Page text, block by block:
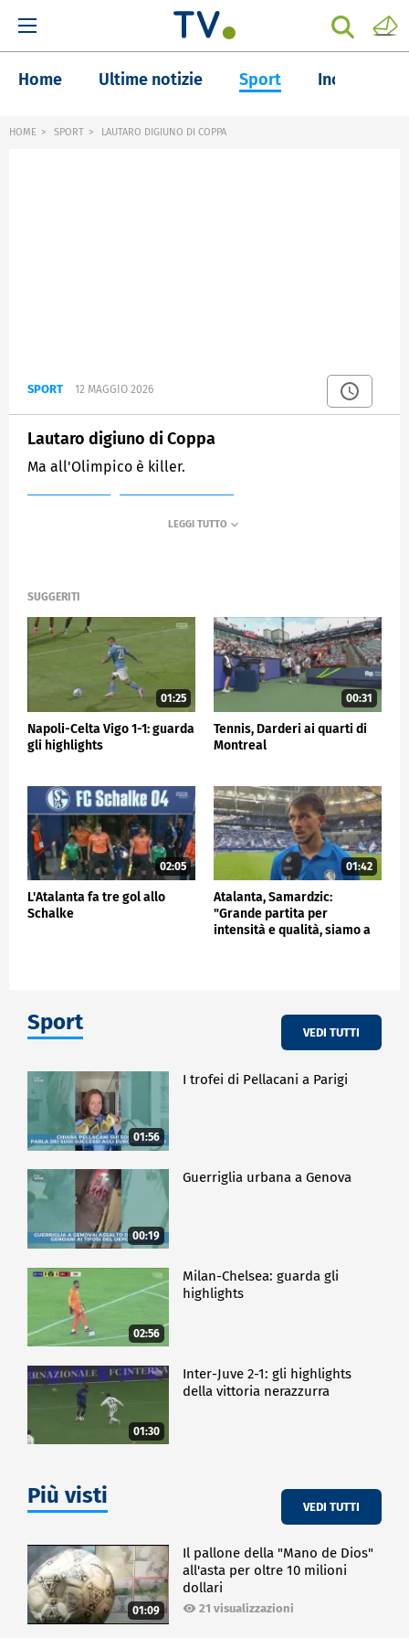
Home Ultime notizie Sport Inchieste
HOME SPORT LAUTARO DIGIUNO DI COPPA
SPORT 12 MAGGIO 2026
Lautaro digiuno di Coppa
Ma all'Olimpico è killer.
SUGGERITI
01:25
Napoli-Celta Vigo 1-1: guarda
gli highlights
00:31
Tennis, Darderi ai quarti di
Montreal
02:05
L'Atalanta fa tre gol allo
Schalke
01:42
Atalanta, Samardzic:
"Grande partita per
intensità e qualità, siamo a
Sport VEDI TUTTI
01:56
I trofei di Pellacani a Parigi
00:19
Guerriglia urbana a Genova
02:56
Milan-Chelsea: guarda gli
highlights
01:30
Inter-Juve 2-1: gli highlights
della vittoria nerazzurra
Più visti VEDI TUTTI
01:09
Il pallone della "Mano de Dios"
all'asta per oltre 10 milioni
dollari
21 visualizzazioni